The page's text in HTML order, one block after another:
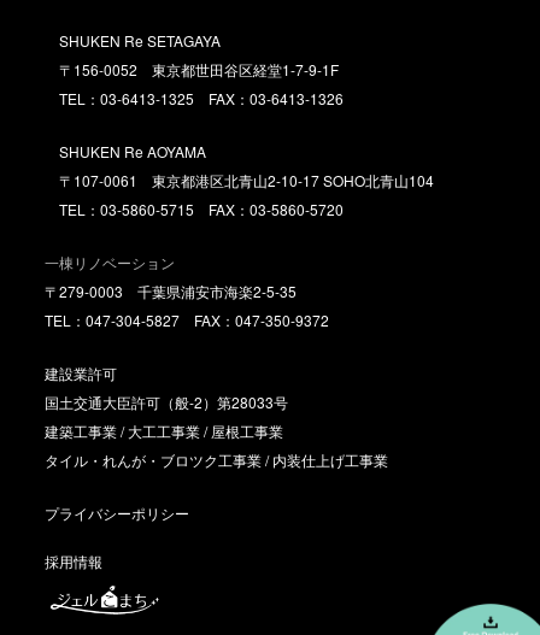
SHUKEN Re SETAGAYA
〒156-0052 東京都世田谷区経堂1-7-9-1F
TEL：03-6413-1325 FAX：03-6413-1326
SHUKEN Re AOYAMA
〒107-0061 東京都港区北青山2-10-17 SOHO北青山104
TEL：03-5860-5715 FAX：03-5860-5720
一棟リノベーション
〒279-0003 千葉県浦安市海楽2-5-35
TEL：047-304-5827 FAX：047-350-9372
建設業許可
国土交通大臣許可（般-2）第28033号
建築工事業 / 大工工事業 / 屋根工事業
タイル・れんが・ブロツク工事業 / 内装仕上げ工事業
プライバシーポリシー
採用情報